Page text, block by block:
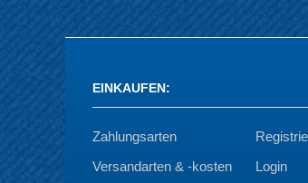
EINKAUFEN:
Zahlungsarten
Versandarten & -kosten
Login